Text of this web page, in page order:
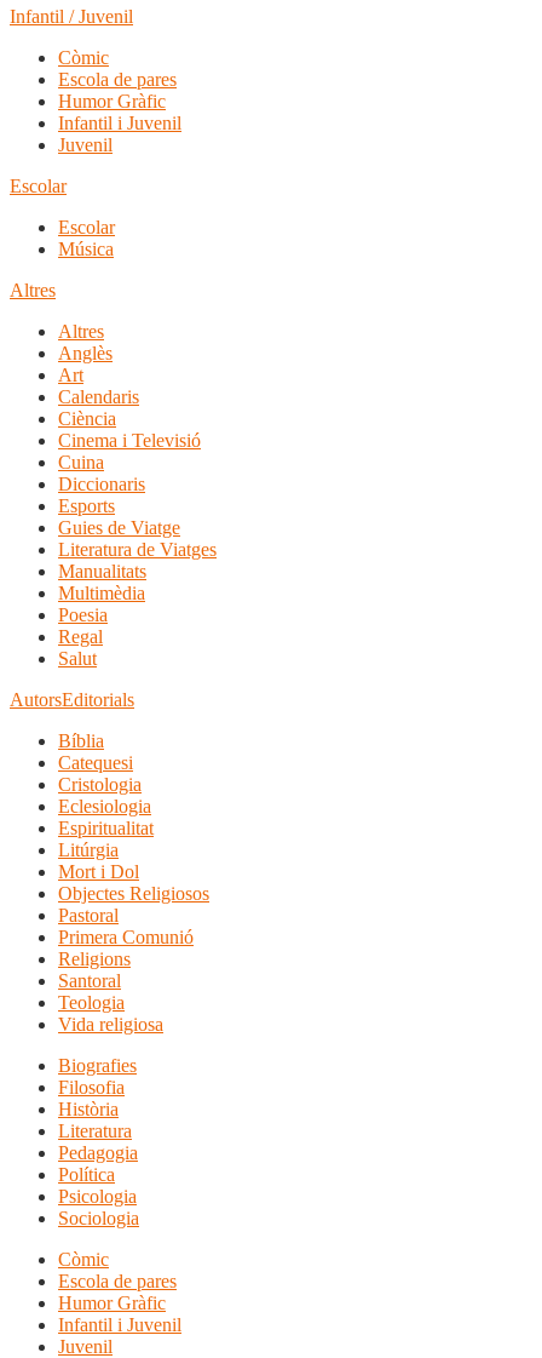
Infantil / Juvenil
Còmic
Escola de pares
Humor Gràfic
Infantil i Juvenil
Juvenil
Escolar
Escolar
Música
Altres
Altres
Anglès
Art
Calendaris
Ciència
Cinema i Televisió
Cuina
Diccionaris
Esports
Guies de Viatge
Literatura de Viatges
Manualitats
Multimèdia
Poesia
Regal
Salut
AutorsEditorials
Bíblia
Catequesi
Cristologia
Eclesiologia
Espiritualitat
Litúrgia
Mort i Dol
Objectes Religiosos
Pastoral
Primera Comunió
Religions
Santoral
Teologia
Vida religiosa
Biografies
Filosofia
Història
Literatura
Pedagogia
Política
Psicologia
Sociologia
Còmic
Escola de pares
Humor Gràfic
Infantil i Juvenil
Juvenil